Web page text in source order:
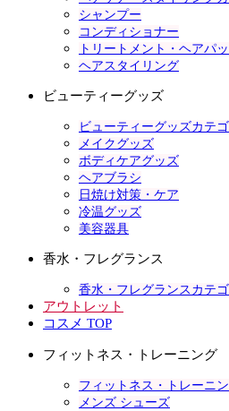
シャンプー
コンディショナー
トリートメント・ヘアパ
ヘアスタイリング
ビューティーグッズ
ビューティーグッズカテ
メイクグッズ
ボディケアグッズ
ヘアブラシ
日焼け対策・ケア
冷温グッズ
美容器具
香水・フレグランス
香水・フレグランスカテ
アウトレット
コスメ TOP
フィットネス・トレーニング
フィットネス・トレーニ
メンズ シューズ